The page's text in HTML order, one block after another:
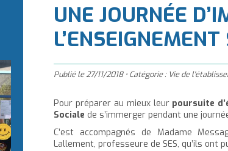
UNE JOURNÉE
Publié le27/11/2018 • Catégorie : Vie de
Pour préparer au mieux leur poursuite
Sociale de s’immerger pendant une
C’est accompagnés de Madame
Lallement, professeure de SES, qu’ils ont